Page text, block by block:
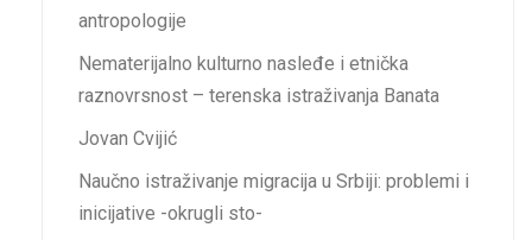
antropologije
Nematerijalno kulturno nasleđe i etnička
raznovrsnost – terenska istraživanja Banata
Jovan Cvijić
Naučno istraživanje migracija u Srbiji: problemi i
inicijative -okrugli sto-